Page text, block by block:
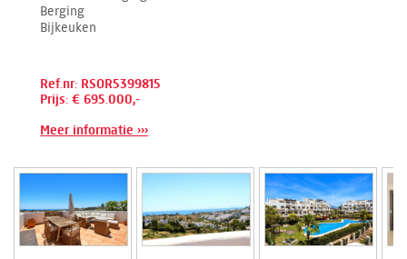
Berging
Bijkeuken
Ref.nr: RSOR5399815
Prijs: € 695.000,-
Meer informatie ›››